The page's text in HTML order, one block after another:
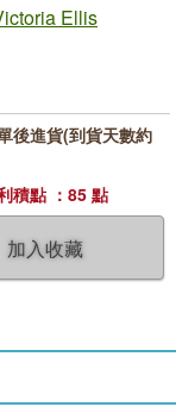
Ellis
加入收藏
後進貨(到貨天數約
積點 ：85 點